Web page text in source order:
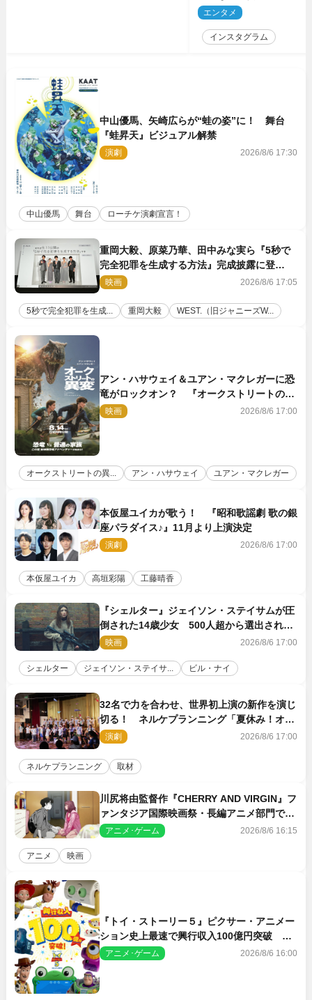
ぅ」
エンタメ
インスタグラム
中山優馬、矢崎広らが“蛙の姿”に！ 舞台
『蛙昇天』ビジュアル解禁
演劇 2026/8/6 17:30
中山優馬 舞台 ローチケ演劇宣言！
重岡大毅、原菜乃華、田中みな実ら『5秒で
完全犯罪を生成する方法』完成披露に登
壇！ それぞれのAI活用術も発表
映画 2026/8/6 17:05
5秒で完全犯罪を生成... 重岡大毅 WEST.（旧ジャニーズW...
アン・ハサウェイ＆ユアン・マクレガーに恐
竜がロックオン？ 『オークストリートの異
変』新ビジュアル＆本編映像初解禁
映画 2026/8/6 17:00
オークストリートの異... アン・ハサウェイ ユアン・マクレガー
本仮屋ユイカが歌う！ 『昭和歌謡劇 歌の銀
座パラダイス♪』11月より上演決定
演劇 2026/8/6 17:00
本仮屋ユイカ 高垣彩陽 工藤晴香
『シェルター』ジェイソン・ステイサムが圧
倒された14歳少女 500人超から選出された
新鋭ボディ・レイ・ブレスナックとは
映画 2026/8/6 17:00
シェルター ジェイソン・ステイサ... ビル・ナイ
32名で力を合わせ、世界初上演の新作を演じ
切る！ ネルケプランニング「夏休み！オ
ン・ワークショップ2026」レポート【最終
日】
演劇 2026/8/6 17:00
ネルケプランニング 取材
川尻将由監督作『CHERRY AND VIRGIN』フ
ァンタジア国際映画祭・長編アニメ部門で観
客賞・金賞受賞！
アニメ･ゲーム 2026/8/6 16:15
アニメ 映画
『トイ・ストーリー５』ピクサー・アニメー
ション史上最速で興行収入100億円突破 シ
リーズNo.1興収が目前
アニメ･ゲーム 2026/8/6 16:00